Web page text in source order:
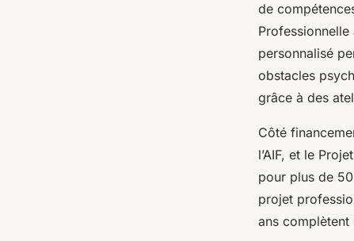
de
personnalisé
obstacles
grâce à des
Côté
l’AIF, et le
pour plus de
projet
ans